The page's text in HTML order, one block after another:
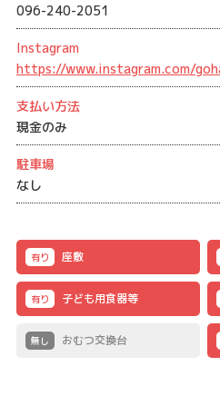
096-240-2051
Instagram
https://www.instagram.com/
支払い方法
現金のみ
駐車場
なし
有り 座敷
有り 子ども用食器等
無し おむつ交換台